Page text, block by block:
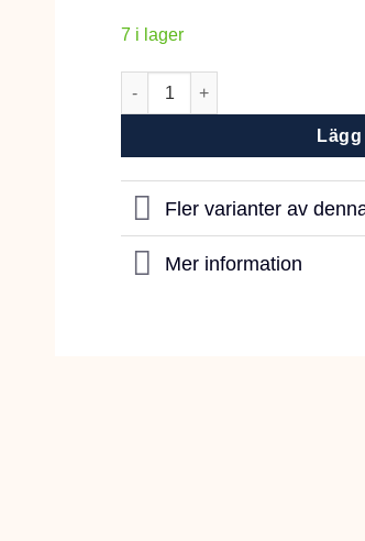
7 i lager
Dogman Dental med kyckling M
Fler varianter av
Mer information